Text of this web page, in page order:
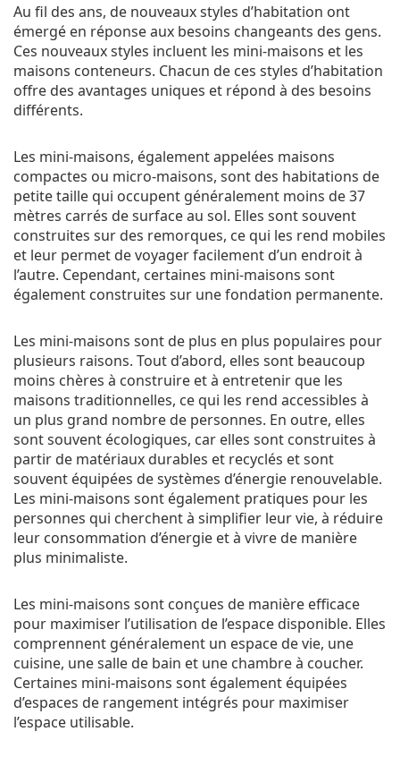
Au fil des ans, de nouveaux styles d’habitation ont
émergé en réponse aux besoins changeants des gens.
Ces nouveaux styles incluent les mini-maisons et les
maisons conteneurs. Chacun de ces styles d’habitation
offre des avantages uniques et répond à des besoins
différents.
Les mini-maisons, également appelées maisons
compactes ou micro-maisons, sont des habitations de
petite taille qui occupent généralement moins de 37
mètres carrés de surface au sol. Elles sont souvent
construites sur des remorques, ce qui les rend mobiles
et leur permet de voyager facilement d’un endroit à
l’autre. Cependant, certaines mini-maisons sont
également construites sur une fondation permanente.
Les mini-maisons sont de plus en plus populaires pour
plusieurs raisons. Tout d’abord, elles sont beaucoup
moins chères à construire et à entretenir que les
maisons traditionnelles, ce qui les rend accessibles à
un plus grand nombre de personnes. En outre, elles
sont souvent écologiques, car elles sont construites à
partir de matériaux durables et recyclés et sont
souvent équipées de systèmes d’énergie renouvelable.
Les mini-maisons sont également pratiques pour les
personnes qui cherchent à simplifier leur vie, à réduire
leur consommation d’énergie et à vivre de manière
plus minimaliste.
Les mini-maisons sont conçues de manière efficace
pour maximiser l’utilisation de l’espace disponible. Elles
comprennent généralement un espace de vie, une
cuisine, une salle de bain et une chambre à coucher.
Certaines mini-maisons sont également équipées
d’espaces de rangement intégrés pour maximiser
l’espace utilisable.